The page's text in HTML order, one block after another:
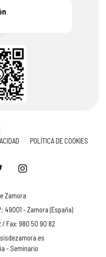
POLÍTICA DE COOKIES
Zamora
49001 - Zamora (España)
/ Fax: 980 50 90 82
- Seminario